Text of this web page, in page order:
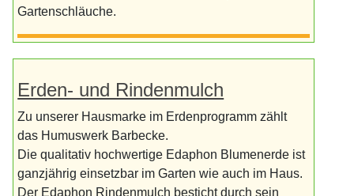
Gartenschläuche.
Erden- und Rindenmulch
Zu unserer Hausmarke im Erdenprogramm zählt
das Humuswerk Barbecke.
Die qualitativ hochwertige Edaphon Blumenerde ist
ganzjährig einsetzbar im Garten wie auch im Haus.
Der Edaphon Rindenmulch besticht durch sein